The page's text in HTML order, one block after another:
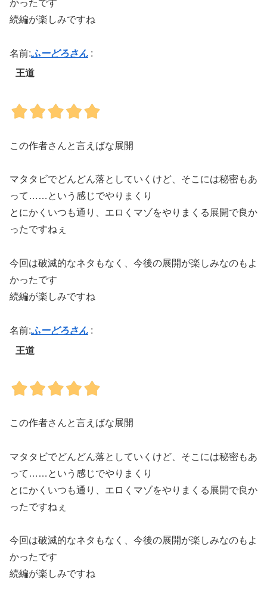
かったです
続編が楽しみですね
名前:ふーどろさん :
王道
この作者さんと言えばな展開
マタタビでどんどん落としていくけど、そこには秘密もあ
って……という感じでやりまくり
とにかくいつも通り、エロくマゾをやりまくる展開で良か
ったですねぇ
今回は破滅的なネタもなく、今後の展開が楽しみなのもよ
かったです
続編が楽しみですね
名前:ふーどろさん :
王道
この作者さんと言えばな展開
マタタビでどんどん落としていくけど、そこには秘密もあ
って……という感じでやりまくり
とにかくいつも通り、エロくマゾをやりまくる展開で良か
ったですねぇ
今回は破滅的なネタもなく、今後の展開が楽しみなのもよ
かったです
続編が楽しみですね